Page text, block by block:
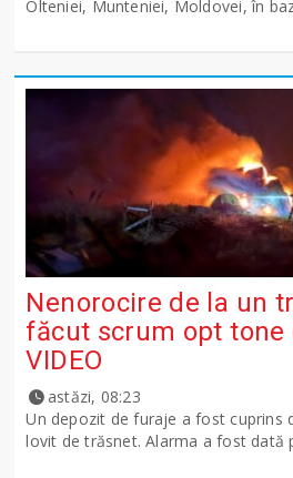
Olteniei, Munteniei, Moldovei, în
Nenorocire de la un
făcut scrum opt tone
VIDEO
astăzi, 08:23
Un depozit de furaje a fost cuprins
lovit de trăsnet. Alarma a fost dată